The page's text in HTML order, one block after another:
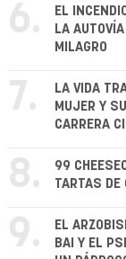
6.
EL
LA
MILAGRO
7.
LA VIDA
MUJER Y
CARRERA
8.
99
TARTAS
9.
EL
BAI Y EL